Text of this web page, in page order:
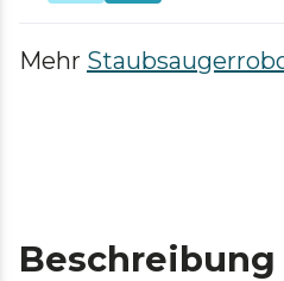
Mehr
Beschreibung